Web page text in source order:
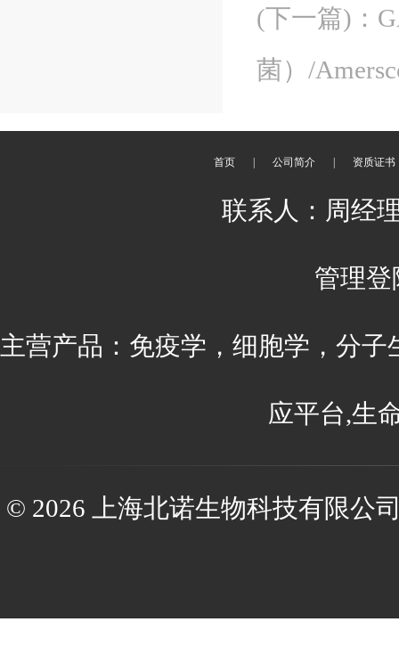
(下一篇) ：
菌）/
首页 公司简介 资质证书
联系人：周经
管理登
主营产品：免疫学，细胞学，分
应平台,生
© 2026 上海北诺生物科技有限公